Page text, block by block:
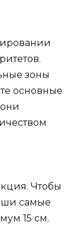
зоны
основные
Чтобы
самые
15 см.